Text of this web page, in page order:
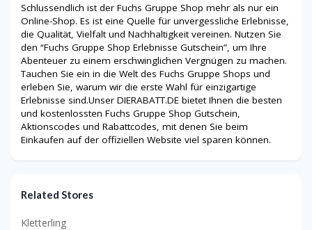
Schlussendlich ist der Fuchs Gruppe Shop mehr als nur ein
Online-Shop. Es ist eine Quelle für unvergessliche Erlebnisse,
die Qualität, Vielfalt und Nachhaltigkeit vereinen. Nutzen Sie
den “Fuchs Gruppe Shop Erlebnisse Gutschein”, um Ihre
Abenteuer zu einem erschwinglichen Vergnügen zu machen.
Tauchen Sie ein in die Welt des Fuchs Gruppe Shops und
erleben Sie, warum wir die erste Wahl für einzigartige
Erlebnisse sind.Unser DIERABATT.DE bietet Ihnen die besten
und kostenlossten Fuchs Gruppe Shop Gutschein,
Aktionscodes und Rabattcodes, mit denen Sie beim
Einkaufen auf der offiziellen Website viel sparen können.
Related Stores
Kletterling